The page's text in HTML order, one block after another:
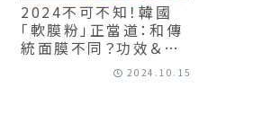
2024不可不知！韓國
「軟膜粉」正當道：和傳
統面膜不同？功效＆使
用技巧都是學問！2024.10.15